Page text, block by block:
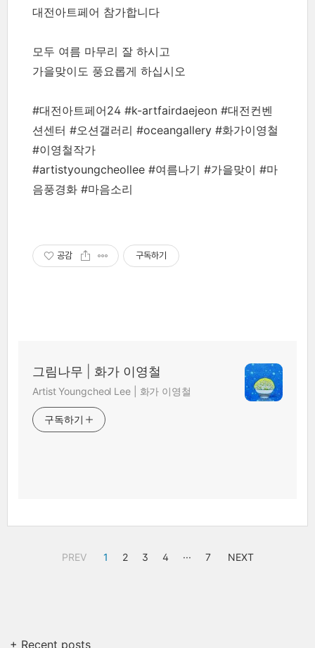
대전아트페어 참가합니다
모두 여름 마무리 잘 하시고
가을맞이도 풍요롭게 하십시오
#대전아트페어24 #k-artfairdaejeon #대전컨벤
션센터 #오션갤러리 #oceangallery #화가이영철
#이영철작가
#artistyoungcheollee #여름나기 #가을맞이 #마
음풍경화 #마음소리
공감 구독하기
그림나무 | 화가 이영철
Artist Youngcheol Lee | 화가 이영철
구독하기
PREV 1 2 3 4 ··· 7 NEXT
+ Recent posts